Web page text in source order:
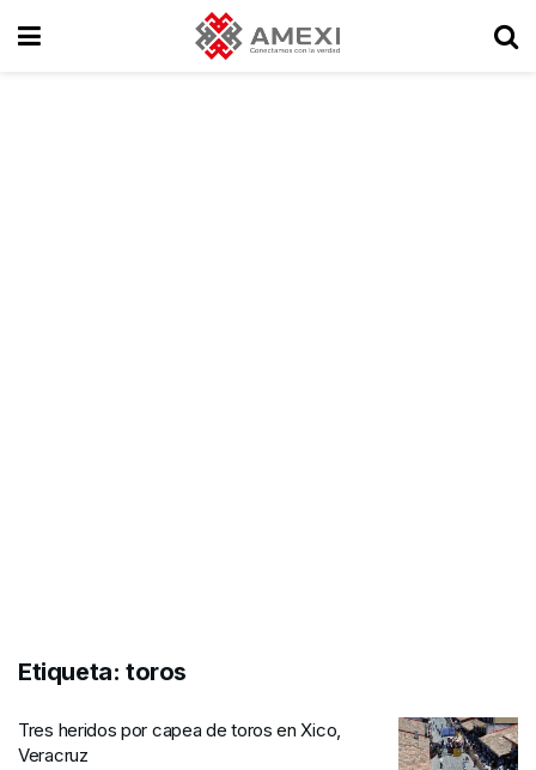
Etiqueta: toros
Tres heridos por capea de toros en Xico,
Veracruz